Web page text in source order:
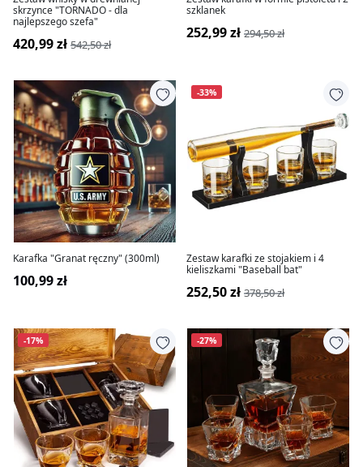
skrzynce "TORNADO - dla
najlepszego szefa"
420,99 zł 542,50 zł
szklanek
252,99 zł 294,50 zł
Karafka "Granat ręczny" (300ml)
100,99 zł
-33%
Zestaw karafki ze stojakiem i 4
kieliszkami "Baseball bat"
252,50 zł 378,50 zł
-17% -27%